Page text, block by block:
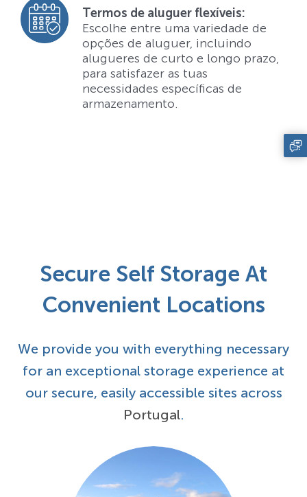
Termos de aluguer flexíveis:
Escolhe entre uma variedade de
opções de aluguer, incluindo
alugueres de curto e longo prazo,
para satisfazer as tuas
necessidades específicas de
armazenamento.
Secure Self Storage At
Convenient Locations
We provide you with everything necessary
for an exceptional storage experience at
our secure, easily accessible sites across
Portugal.